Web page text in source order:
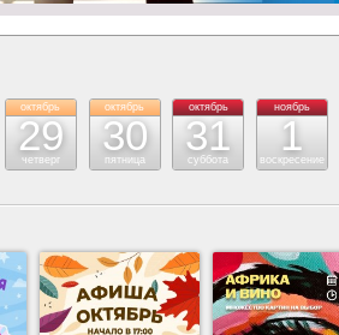
октябрь
29
четверг
октябрь
30
пятница
октябрь
31
суббота
ноябрь
1
воскресение